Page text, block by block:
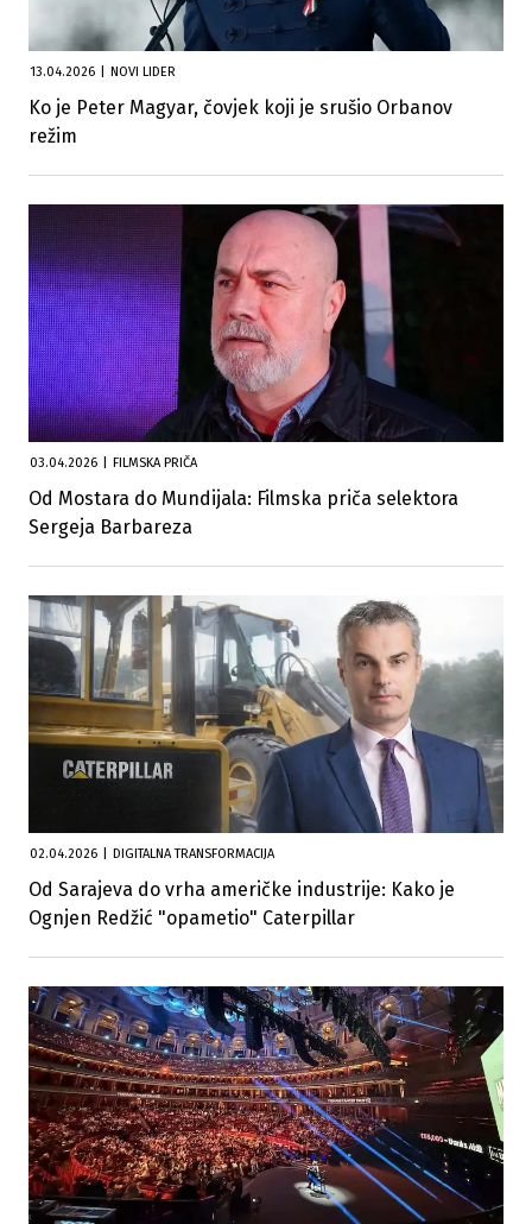
13.04.2026 NOVI LIDER
Ko je Peter Magyar, čovjek koji je srušio Orbanov
režim
03.04.2026 FILMSKA PRIČA
Od Mostara do Mundijala: Filmska priča selektora
Sergeja Barbareza
02.04.2026 DIGITALNA TRANSFORMACIJA
Od Sarajeva do vrha američke industrije: Kako je
Ognjen Redžić "opametio" Caterpillar